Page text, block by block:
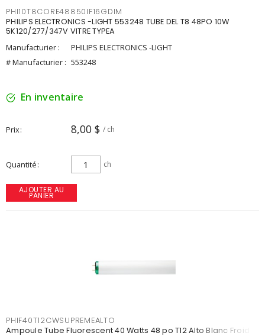
PHI10T8CORE48850IF16GDIM
PHILIPS ELECTRONICS -LIGHT 553248 TUBE DEL T8 48PO 10W
5K120/277/347V VITRE TYPEA
Manufacturier :
PHILIPS ELECTRONICS -LIGHT
# Manufacturier : 553248
En inventaire
Prix 8,00 $ / ch
Quantité ch
AJOUTER AU
PANIER
PHIF40T12CWSUPREMEALTO
Ampoule Tube Fluorescent 40 Watts 48 po T12 Alto Blanc Froid